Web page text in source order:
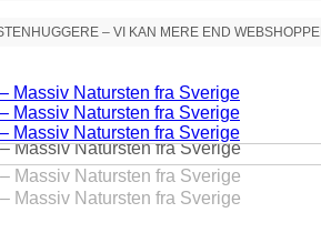
– VI KAN MERE END